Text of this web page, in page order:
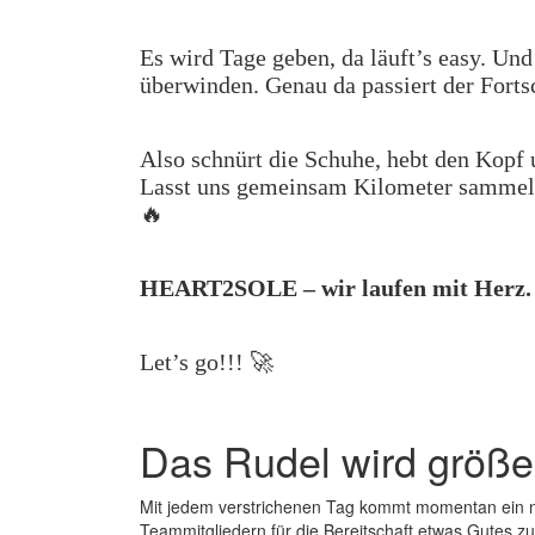
Es wird Tage geben, da läuft’s easy.
überwinden. Genau da passiert der
Also schnürt die Schuhe, hebt den
Lasst uns gemeinsam Kilometer
🔥
HEART2SOLE – wir laufen mit
Let’s go!!! 🚀
Das Rudel wird
Mit jedem verstrichenen Tag kommt momentan
Teammitgliedern für die Bereitschaft etwas Gutes